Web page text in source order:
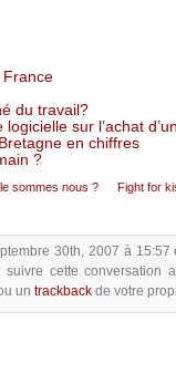
France
du travail?
sur l’achat
en chiffres
?
sommes nous ? Fight for
30th, 2007 à 15:57
suivre cette conversation
ou un trackback de votre